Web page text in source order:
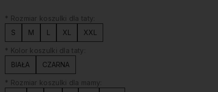
* Rozmiar koszulki dla taty:
S
M L XL XXL
* Kolor koszulki dla taty:
BIAŁA
CZARNA
* Rozmiar koszulki dla mamy: